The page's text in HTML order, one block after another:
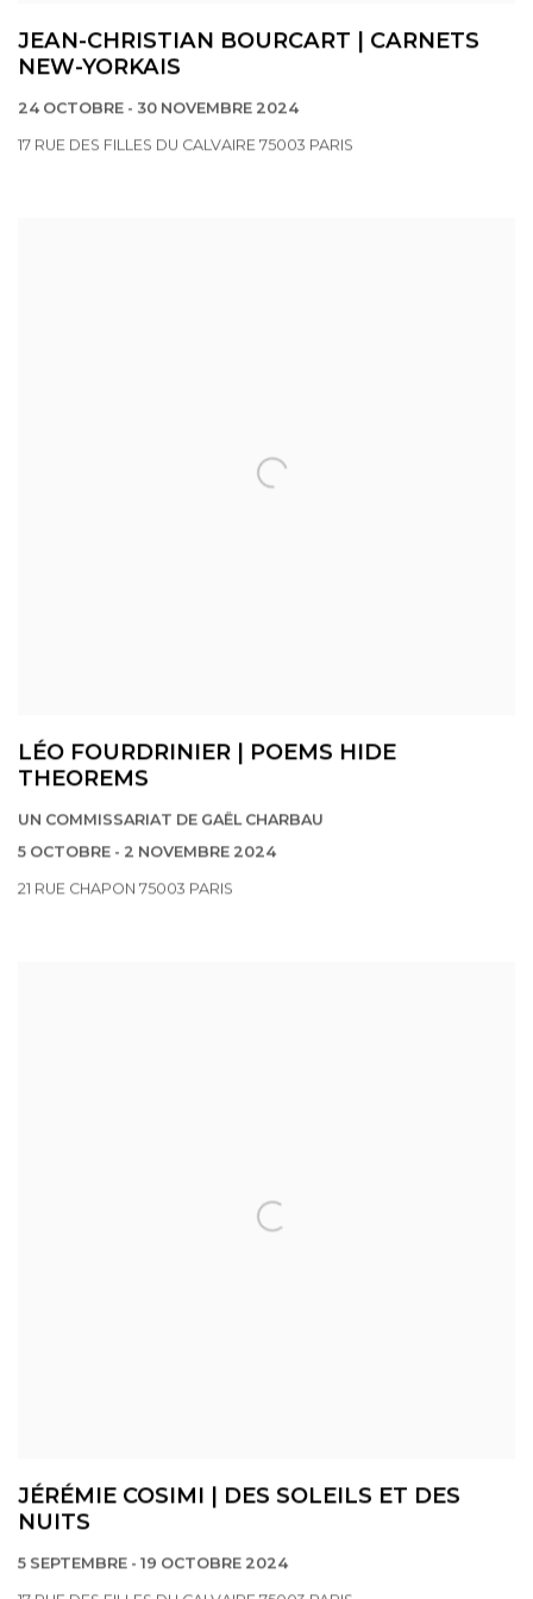
JEAN-CHRISTIAN BOURCART | CARNETS
NEW-YORKAIS
24 OCTOBRE - 30 NOVEMBRE 2024
17 RUE DES FILLES DU CALVAIRE 75003 PARIS
LÉO FOURDRINIER | POEMS HIDE
THEOREMS
UN COMMISSARIAT DE GAËL CHARBAU
5 OCTOBRE - 2 NOVEMBRE 2024
21 RUE CHAPON 75003 PARIS
JÉRÉMIE COSIMI | DES SOLEILS ET DES
NUITS
5 SEPTEMBRE - 19 OCTOBRE 2024